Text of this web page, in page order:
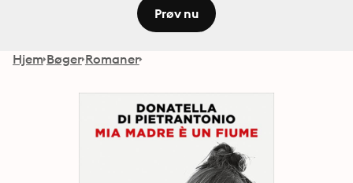
Prøv nu
Hjem Bøger Romaner